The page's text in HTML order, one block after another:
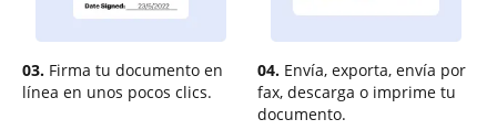
03. Firma tu documento en
línea en unos pocos clics.
04. Envía, exporta, envía por
fax, descarga o imprime tu
documento.